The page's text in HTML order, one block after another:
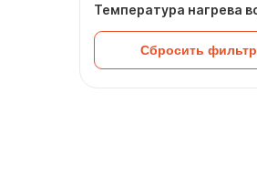
Температура нагрева
Сбросить